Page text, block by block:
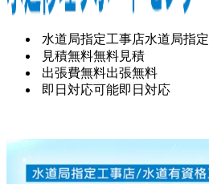
水道局指定工事店水道局指定
見積無料無料見積
出張費無料出張無料
即日対応可能即日対応